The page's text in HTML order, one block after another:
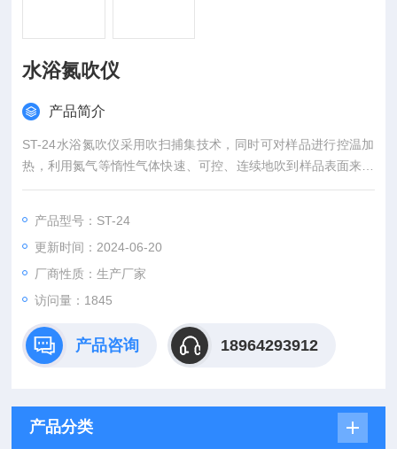
水浴氮吹仪
产品简介
ST-24水浴氮吹仪采用吹扫捕集技术，同时可对样品进行控温加
热，利用氮气等惰性气体快速、可控、连续地吹到样品表面来达
到样品溶液快速无氧浓缩。该方法具有省时、便捷、准确的特
域。
产品型号：ST-24
更新时间：2024-06-20
厂商性质：生产厂家
访问量：1845
产品咨询 18964293912
产品分类